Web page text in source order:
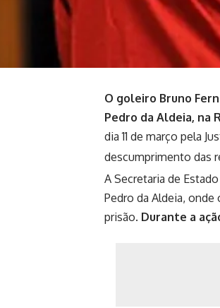
O goleiro Bruno
Pedro da Aldeia, na
dia 11 de março pela
descumprimento das
A Secretaria de
Pedro da Aldeia,
prisão. Durante a